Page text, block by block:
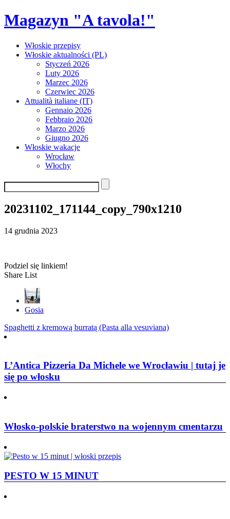
Skip
to
Magazyn "A tavola!"
Włoskie przepisy
Włoskie aktualności (PL)
Styczeń 2026
Luty 2026
Marzec 2026
Czerwiec 2026
Attualità italiane (IT)
Gennaio 2026
Febbraio 2026
Marzo 2026
Giugno 2026
Włoskie wakacje
Wrocław
Włochy
20231102_171144_copy_790x1210
14 grudnia 2023
Podziel się linkiem!
Share List
Gosia
Nawigacja
wpisu
Spaghetti z kremową burratą (Pasta alla vesuviana)
L’Antica Pizzeria Da Michele we Wrocławiu | tutaj je
się po włosku
Włosko-polskie braterstwo na wojennym cmentarzu
PESTO W 15 MINUT